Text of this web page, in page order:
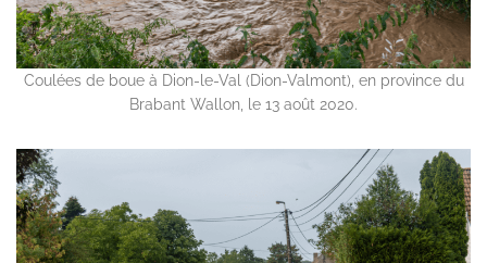
Coulées de boue à Dion-le-Val (Dion-Valmont), en province du
Brabant Wallon, le 13 août 2020.